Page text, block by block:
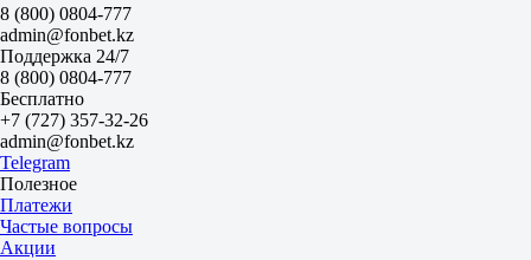
8 (800) 0804-777
admin@fonbet.kz
Поддержка 24/7
8 (800) 0804-777
Бесплатно
+7 (727) 357-32-26
admin@fonbet.kz
Telegram
Полезное
Платежи
Частые вопросы
Акции